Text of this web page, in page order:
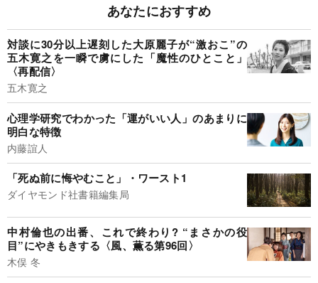
あなたにおすすめ
対談に30分以上遅刻した大原麗子が“激おこ”の
五木寛之を一瞬で虜にした「魔性のひとこと」
〈再配信〉
五木寛之
心理学研究でわかった「運がいい人」のあまりに
明白な特徴
内藤誼人
「死ぬ前に悔やむこと」・ワースト1
ダイヤモンド社書籍編集局
中村倫也の出番、これで終わり? “まさかの役
目”にやきもきする〈風、薫る第96回〉
木俣 冬